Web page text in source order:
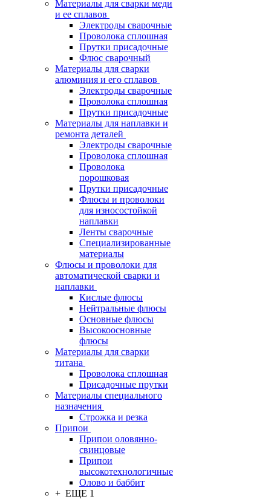
Материалы для сварки меди
и ее сплавов
Электроды сварочные
Проволока сплошная
Прутки присадочные
Флюс сварочный
Материалы для сварки
алюминия и его сплавов
Электроды сварочные
Проволока сплошная
Прутки присадочные
Материалы для наплавки и
ремонта деталей
Электроды сварочные
Проволока сплошная
Проволока
порошковая
Прутки присадочные
Флюсы и проволоки
для износостойкой
наплавки
Ленты сварочные
Специализированные
материалы
Флюсы и проволоки для
автоматической сварки и
наплавки
Кислые флюсы
Нейтральные флюсы
Основные флюсы
Высокоосновные
флюсы
Материалы для сварки
титана
Проволока сплошная
Присадочные прутки
Материалы специального
назначения
Строжка и резка
Припои
Припои оловянно-
свинцовые
Припои
высокотехнологичные
Олово и баббит
+ ЕЩЕ 1